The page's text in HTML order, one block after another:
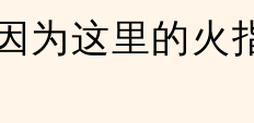
为这里的火